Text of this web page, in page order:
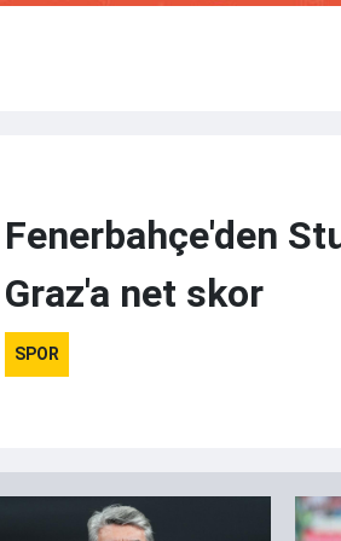
Fenerbahçe'den
Graz'a net skor
SPOR